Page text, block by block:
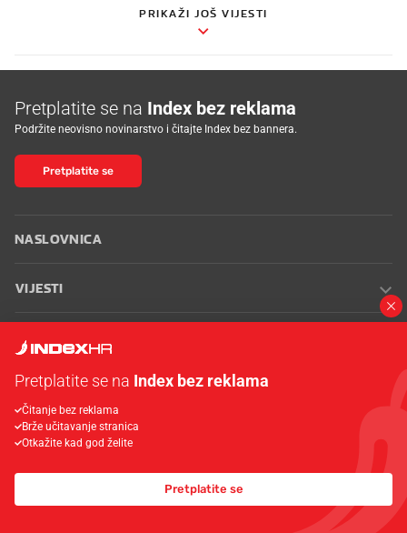
PRIKAŽI JOŠ VIJESTI
Pretplatite se na Index bez reklama
Podržite neovisno novinarstvo i čitajte Index bez bannera.
Pretplatite se
NASLOVNICA
VIJESTI
SPORT
MAGAZIN
PLUS
Pretplatite se na Index bez reklama
Čitanje bez reklama
Brže učitavanje stranica
Otkažite kad god želite
Pretplatite se